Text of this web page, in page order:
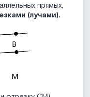
прямых,
(лучами).